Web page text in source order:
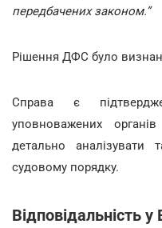
передбачених законом.”
Рішення ДФС було
Справа є
уповноважених
детально
судовому порядку.
Відповідальність у